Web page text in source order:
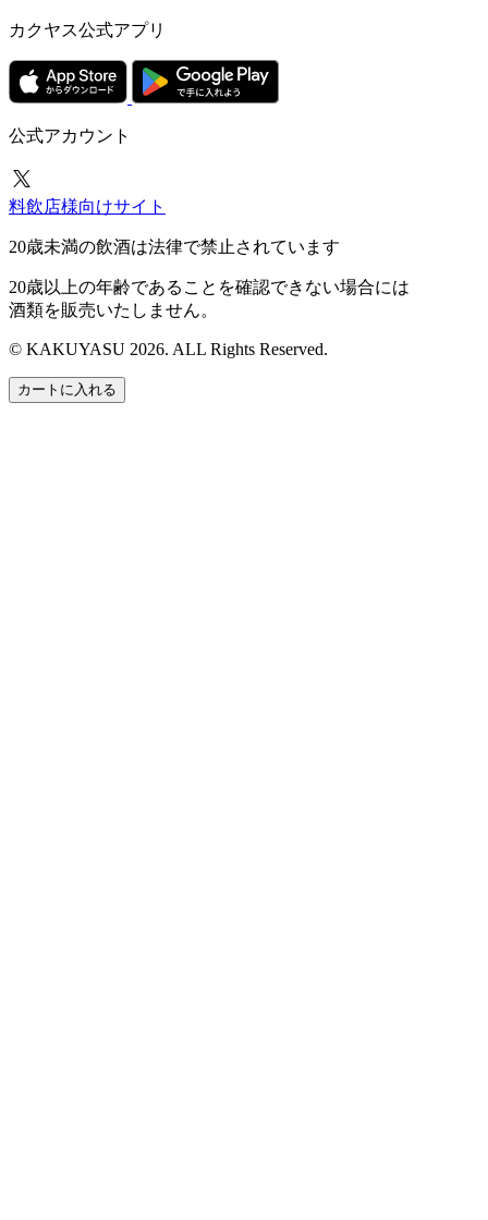
カクヤス公式アプリ
公式アカウント
料飲店様向けサイト
20歳未満の飲酒は法律で禁止されています
20歳以上の年齢であることを確認できない場合には
酒類を販売いたしません。
© KAKUYASU 2026. ALL Rights Reserved.
カートに入れる